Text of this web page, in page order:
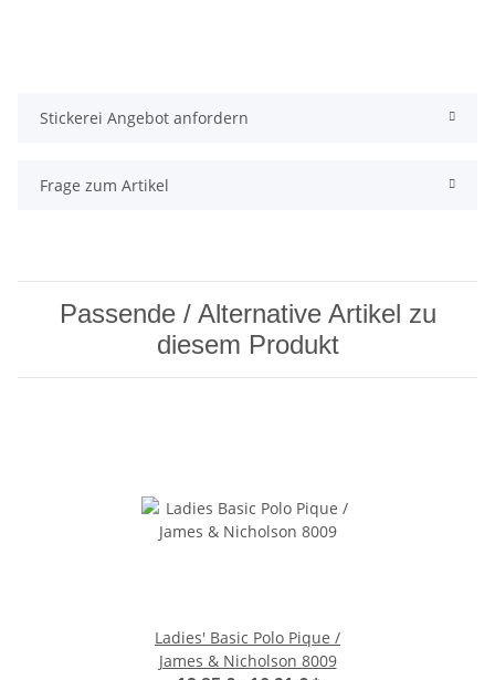
Stickerei Angebot anfordern
Frage zum Artikel
Passende / Alternative Artikel zu
diesem Produkt
Ladies' Basic Polo Pique /
James & Nicholson 8009